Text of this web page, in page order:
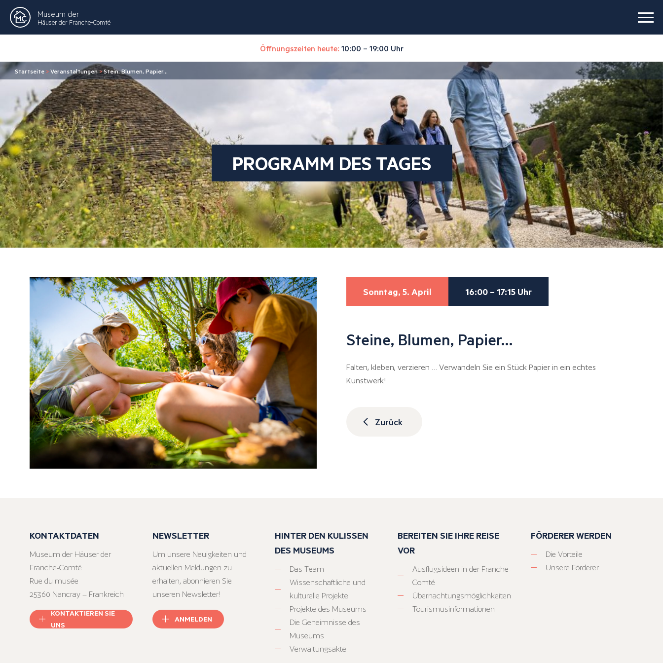
Museum der
Häuser der Franche-Comté
Öffnungszeiten heute: 10:00 – 19:00 Uhr
Startseite >Veranstaltungen>Stein, Blumen, Papier…
PROGRAMM DES TAGES
Sonntag, 5. April 16:00 – 17:15 Uhr
Steine, Blumen, Papier…
Falten, kleben, verzieren … Verwandeln Sie ein Stück Papier in ein echtes
Kunstwerk!
Zurück
KONTAKTDATEN
Museum der Häuser der
Franche-Comté
Rue du musée
25360 Nancray – Frankreich
KONTAKTIEREN SIE
UNS
NEWSLETTER
Um unsere Neuigkeiten und
aktuellen Meldungen zu
erhalten, abonnieren Sie
unseren Newsletter!
ANMELDEN
HINTER DEN KULISSEN
DES MUSEUMS
Das Team
Wissenschaftliche und
kulturelle Projekte
Projekte des Museums
Die Geheimnisse des
Museums
Verwaltungsakte
BEREITEN SIE IHRE REISE
VOR
Ausflugsideen in der Franche-
Comté
Übernachtungsmöglichkeiten
Tourismusinformationen
FÖRDERER WERDEN
Die Vorteile
Unsere Förderer